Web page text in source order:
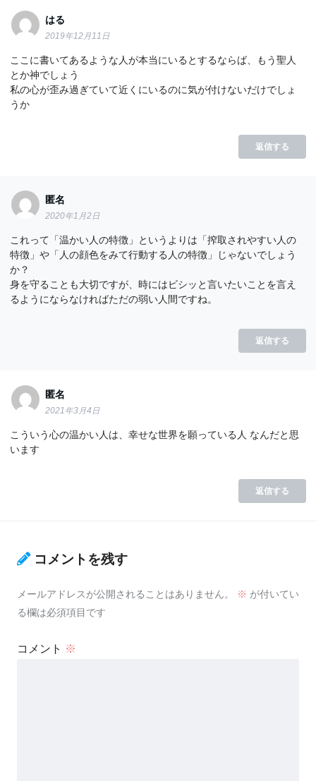
はる
2019年12月11日
ここに書いてあるような人が本当にいるとするならば、もう聖人
とか神でしょう
私の心が歪み過ぎていて近くにいるのに気が付けないだけでしょ
うか
返信する
匿名
2020年1月2日
これって「温かい人の特徴」というよりは「搾取されやすい人の
特徴」や「人の顔色をみて行動する人の特徴」じゃないでしょう
か？
身を守ることも大切ですが、時にはビシッと言いたいことを言え
るようにならなければただの弱い人間ですね。
返信する
匿名
2021年3月4日
こういう心の温かい人は、幸せな世界を願っている人 なんだと思
います
返信する
コメントを残す
メールアドレスが公開されることはありません。 ※ が付いてい
る欄は必須項目です
コメント ※